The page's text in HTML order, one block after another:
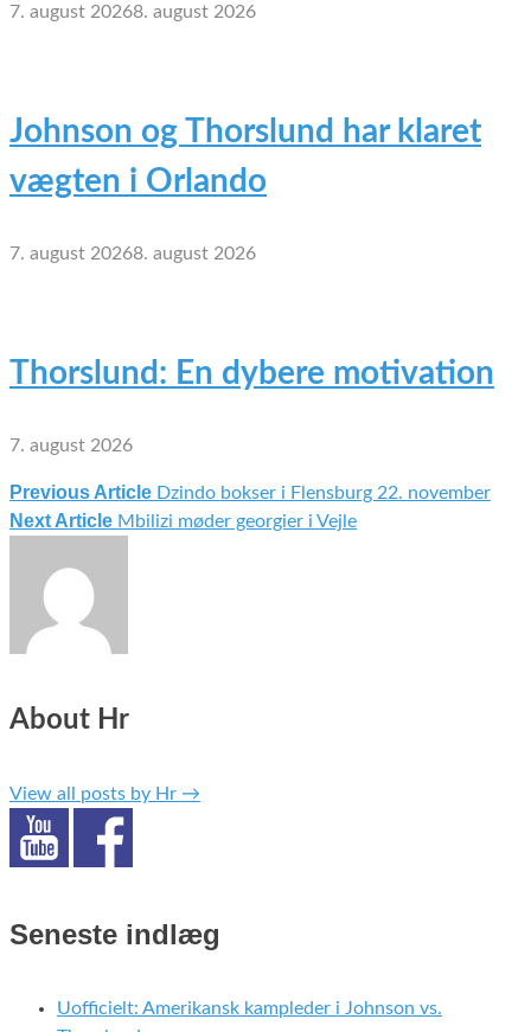
7. august 20268. august 2026
Johnson og Thorslund har klaret
vægten i Orlando
7. august 20268. august 2026
Thorslund: En dybere motivation
7. august 2026
Indlægsnavigation
Previous Article Dzindo bokser i Flensburg 22. november
Next Article Mbilizi møder georgier i Vejle
About Hr
View all posts by Hr →
Seneste indlæg
Uofficielt: Amerikansk kampleder i Johnson vs.